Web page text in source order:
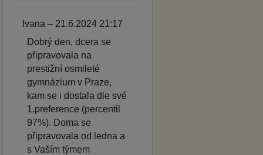
Ivana – 21.6.2024 21:17
Dobrý den, dcera se
připravovala na
prestižní osmileté
gymnázium v Praze,
kam se i dostala dle své
1.preference (percentil
97%). Doma se
připravovala od ledna a
s Vaším týmem